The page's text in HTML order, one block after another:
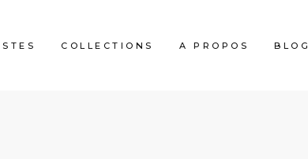
COLLECTIONS A PROPOS BLOG